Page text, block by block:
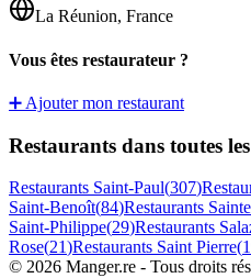
La Réunion, France
Vous êtes restaurateur ?
➕ Ajouter mon restaurant
Restaurants dans toutes
Restaurants Saint-Paul(307)
Saint-Benoît(84)Restaurants
Saint-Philippe(29)Restaurants
Rose(21)Restaurants Saint Pierre(
© 2026 Manger.re - Tous droits